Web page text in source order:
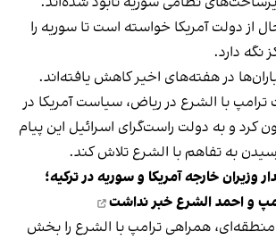
از دولت آمریکا خواسته است تا سوریه را
دارد.
در هفته‌های اخیر کاهش یافته‌اند.
ترامپ با الشرع در ریاض، سیاست آمریکا در
کرد و به دولت راست‌گرای اسرائیل این پیام
رسیدن به تفاهم با الشرع تلاش کند.
وزیران خارجه آمریکا و سوریه در ترکیه؛
و احمد الشرع خبر نداشت
همراهی ترامپ با الشرع را بخش